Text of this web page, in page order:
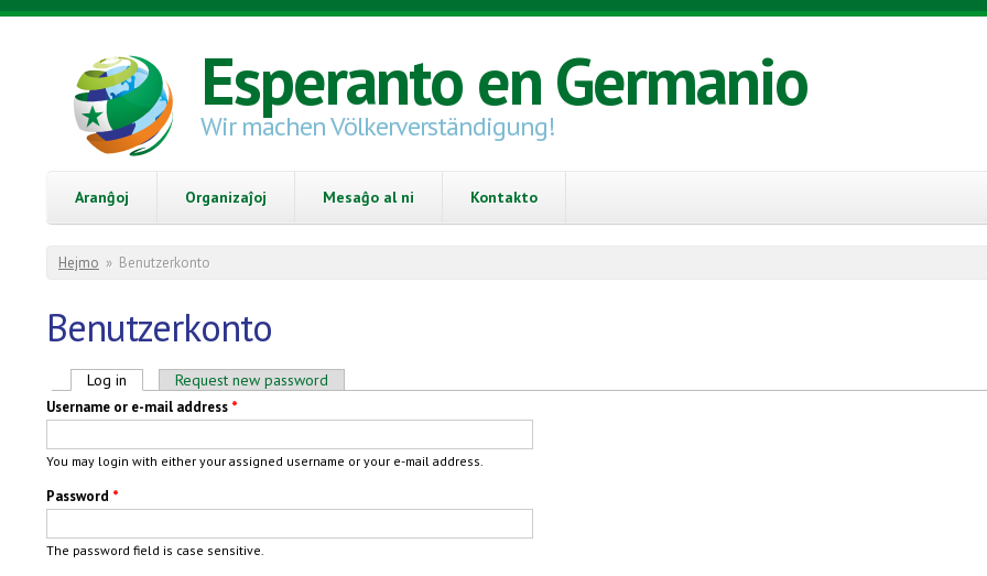
Skip to main content
Esperanto en Germanio
Wir machen Völkerverständigung!
Aranĝoj Organizaĵoj Mesaĝo al ni Kontakto
You are here
Hejmo » Benutzerkonto
Benutzerkonto
Primary tabs
Log in (active tab)Request new password
Username or e-mail address *
You may login with either your assigned username or your e-mail address.
Password *
The password field is case sensitive.